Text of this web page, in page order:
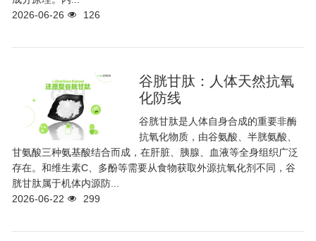
2026-06-26
126
谷胱甘肽：人体天然抗氧
化防线
谷胱甘肽是人体自身合成的重要非酶
抗氧化物质，由谷氨酸、半胱氨酸、
甘氨酸三种氨基酸结合而成，在肝脏、胰腺、血液等全身组织广泛
存在。和维生素C、多酚等需要从食物获取外源抗氧化剂不同，谷
胱甘肽属于机体内源防...
2026-06-22
299